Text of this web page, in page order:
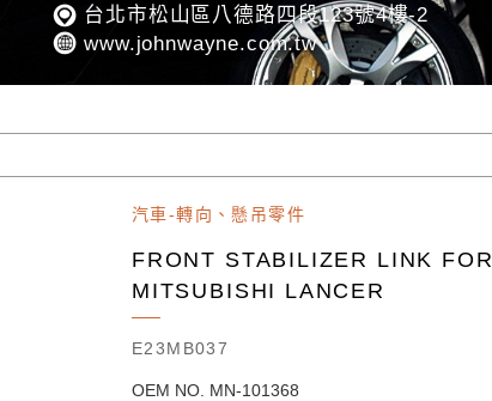
台北市松山區八德路四段123號4樓-2
www.johnwayne.com.tw
汽車-轉向、懸吊零件
FRONT STABILIZER LINK FOR
MITSUBISHI LANCER
E23MB037
OEM NO. MN-101368